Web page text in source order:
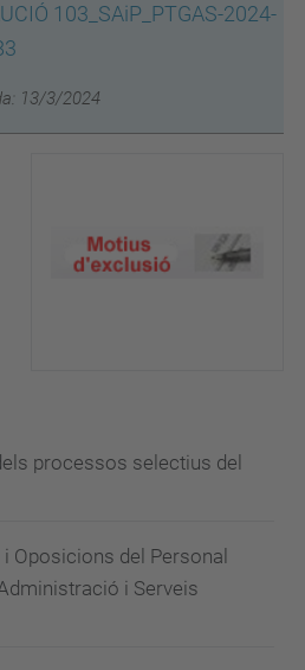
103_SAiP_PTGAS-2024-
13/3/2024
processos selectius del
Oposicions del Personal
i Serveis